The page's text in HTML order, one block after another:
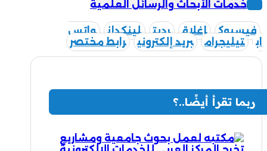
خدمات الأبحاث والرسائل العلمية
فيسبوك إغلاق رديت لينكدإن
واتس
اب
تيليجرام بريد إلكتروني رابط مختصر
ربما تقرأ أيضًا..؟